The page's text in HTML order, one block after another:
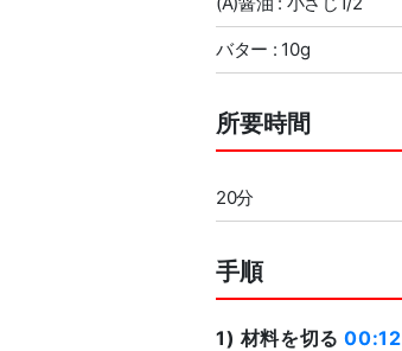
バター : 10g
所要時間
20分
手順
1) 材料を切る00:12